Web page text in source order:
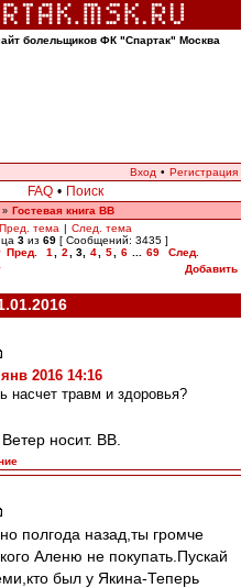
болельщиков ФК "Спартак" Москва
Вход • Регистрация
FAQ • Поиск
» Гостевая книга ВВ
Пред. тема | След. тема
3 из 69 [ Сообщений: 3435 ]
Пред. 1 2 3, 4 5 6 69
След.
Добавить
2016 14:16
насчет травм и здоровья?
носит. ВВ.
полгода назад,ты громче
Аленю не покупать.Пускай
был у Якина-Теперь